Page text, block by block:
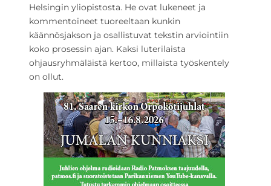
Helsingin yliopistosta. He ovat lukeneet ja
kommentoineet tuoreeltaan kunkin
käännösjakson ja osallistuvat tekstin arviointiin
koko prosessin ajan. Kaksi luterilaista
ohjausryhmäläistä kertoo, millaista työskentely
on ollut.